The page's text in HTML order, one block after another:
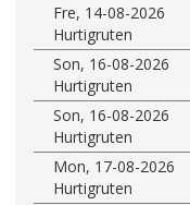
Fre, 14-08-2026
Hurtigruten
Son, 16-08-2026
Hurtigruten
Son, 16-08-2026
Hurtigruten
Mon, 17-08-2026
Hurtigruten